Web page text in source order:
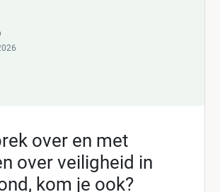
over en met
over veiligheid in
kom je ook?